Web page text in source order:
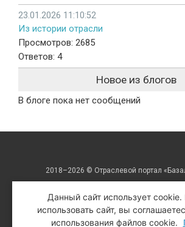
23.01.2026 11:10:52
Из истории отрасли
Просмотров: 2685
Ответов: 4
Новое из блогов
В блоге пока нет сообщений
Данный сайт использует
использовать сайт, вы
использования файлов cookie.
2018–2026 © Отраслевой портал
Все права защищены. Перепечатка
авторский материал.